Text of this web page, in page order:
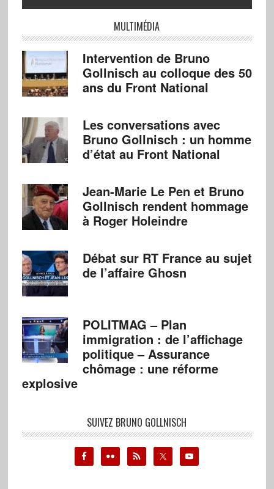
MULTIMÉDIA
Intervention de Bruno
Gollnisch au colloque des 50
ans du Front National
Les conversations avec
Bruno Gollnisch : un homme
d’état au Front National
Jean-Marie Le Pen et Bruno
Gollnisch rendent hommage
à Roger Holeindre
Débat sur RT France au sujet
de l’affaire Ghosn
POLITMAG – Plan
immigration : de l’affichage
politique – Assurance
chômage : une réforme
explosive
SUIVEZ BRUNO GOLLNISCH